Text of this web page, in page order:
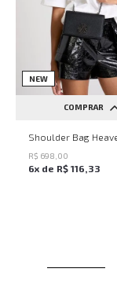
NEW
COMPRAR
UN
R$ 698 00
6x de R$ 116 33